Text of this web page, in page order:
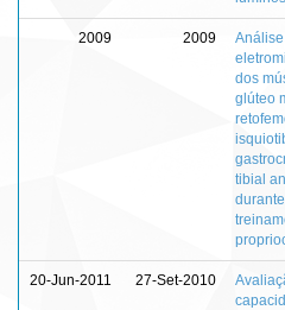
2009 2009
Análise
dos
glúteo
tibial
20-Jun-2011 27-Set-2010